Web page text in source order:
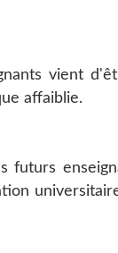
vient
affaiblie.